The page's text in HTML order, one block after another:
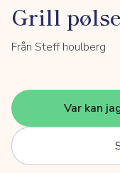
Grill
Från Steff houlberg
Var kan